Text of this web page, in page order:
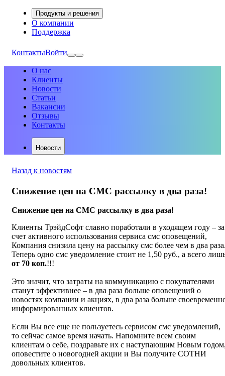
Продукты и решения
О компании
Поддержка
КонтактыВойти
О нас
Клиенты
Новости
Статьи
Вакансии
Отзывы
Контакты
Новости
Назад к новостям
Снижение цен на СМС рассылку в два раза!
Снижение цен на СМС рассылку в два раза!
Клиенты ТрэйдСофт славно поработали в уходящем году – за
счет активного использования сервиса смс оповещений,
Компания снизила цену на рассылку смс более чем в два
Теперь одно смс уведомление стоит не 1,50 руб., а всего
от 70 коп.!!!
Это значит, что затраты на коммуникацию с покупателями
станут эффективнее – в два раза больше оповещений о
новостях компании и акциях, в два раза больше
информированных клиентов.
Если Вы все еще не пользуетесь сервисом смс уведомлений,
то сейчас самое время начать. Напомните всем своим
клиентам о себе, поздравьте их с наступающим Новым
оповестите о новогодней акции и Вы получите СОТНИ
довольных клиентов.